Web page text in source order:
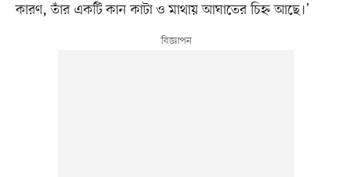
কারণ, তাঁর একটি কান কাটা ও মাথায় আঘাতের চিহ্ন আছে।’